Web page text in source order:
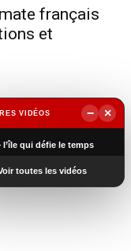
français
et
VIDÉOS −
×
qui défie le temps
toutes les vidéos